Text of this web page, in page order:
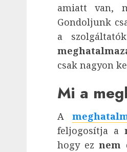
amiatt van,
Gondoljunk
a
csak nagyon
Mi a
A
feljogosítja a
hogy eznem